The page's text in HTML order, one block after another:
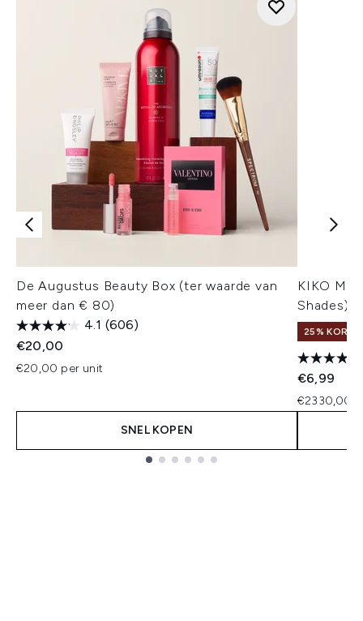
De Augustus Beauty Box (ter waarde van
meer dan € 80)
4.1 (606)
€20,00
€20,00 per unit
SNEL KOPEN
KIKO
Shades)
25%
€6,99
€2330,00